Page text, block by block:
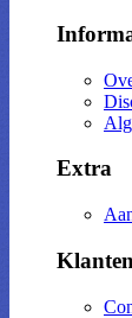
Extra